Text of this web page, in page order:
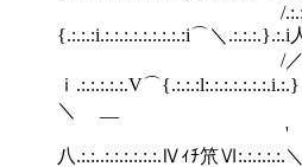
/.:.:ｨ
{.:.:.:i.:.:.:.:.:.:.:.:.:i⌒＼
/／/
ｉ
＼ __
'
八.:.:..:.:.:.:.:.:.Ⅳｨﾁ笊